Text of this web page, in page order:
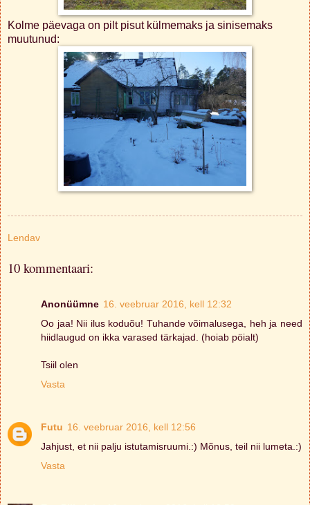
Kolme päevaga on pilt pisut külmemaks ja sinisemaks
muutunud:
Lendav
10 kommentaari:
Anonüümne 16. veebruar 2016, kell 12:32
Oo jaa! Nii ilus koduõu! Tuhande võimalusega, heh ja need
hiidlaugud on ikka varased tärkajad. (hoiab pöialt)
Tsiil olen
Vasta
Futu 16. veebruar 2016, kell 12:56
Jahjust, et nii palju istutamisruumi.:) Mõnus, teil nii lumeta.:)
Vasta